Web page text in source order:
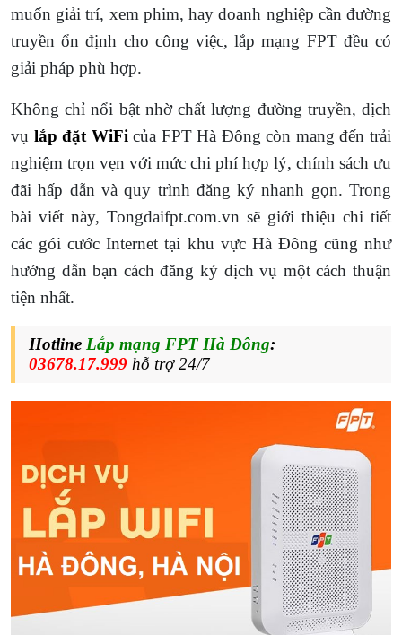
muốn giải trí, xem phim, hay doanh nghiệp cần đường
truyền ổn định cho công việc, lắp mạng FPT đều có
giải pháp phù hợp.
Không chỉ nổi bật nhờ chất lượng đường truyền, dịch
vụ lắp đặt WiFi của FPT Hà Đông còn mang đến trải
nghiệm trọn vẹn với mức chi phí hợp lý, chính sách ưu
đãi hấp dẫn và quy trình đăng ký nhanh gọn. Trong
bài viết này, Tongdaifpt.com.vn sẽ giới thiệu chi tiết
các gói cước Internet tại khu vực Hà Đông cũng như
hướng dẫn bạn cách đăng ký dịch vụ một cách thuận
tiện nhất.
Hotline Lắp mạng FPT Hà Đông:
03678.17.999 hỗ trợ 24/7